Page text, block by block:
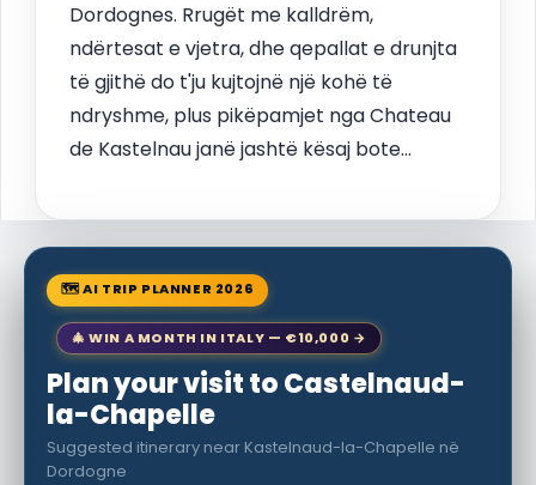
Dordognes. Rrugët me kalldrëm,
ndërtesat e vjetra, dhe qepallat e drunjta
të gjithë do t'ju kujtojnë një kohë të
ndryshme, plus pikëpamjet nga Chateau
de Kastelnau janë jashtë kësaj bote...
🗺 AI TRIP PLANNER 2026
🎄 WIN A MONTH IN ITALY — €10,000 →
Plan your visit to Castelnaud-
la-Chapelle
Suggested itinerary near Kastelnaud-la-Chapelle në
Dordogne